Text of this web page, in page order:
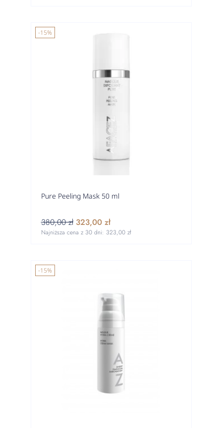
Pure Peeling Mask 50 ml
380,00 zł 323,00 zł
Najniższa cena z 30 dni: 323,00 zł
-15%
-15%